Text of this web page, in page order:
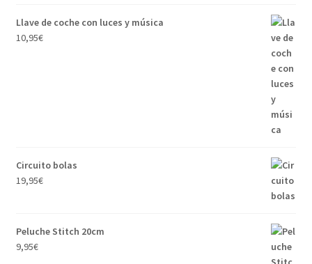
Llave de coche con luces y música
10,95€
Circuito bolas
19,95€
Peluche Stitch 20cm
9,95€